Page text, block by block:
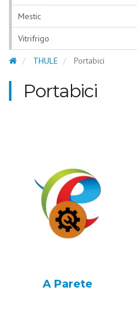
Mestic
Vitrifrigo
THULE Portabici
Portabici
A Parete